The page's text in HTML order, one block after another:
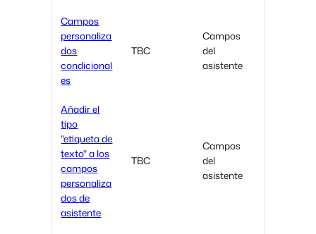
Campos
personaliza
dos
condicional
es
TBC
Campos
del
asistente
Añadir el
tipo
"etiqueta de
texto" a los
campos
personaliza
dos de
asistente
TBC
Campos
del
asistente